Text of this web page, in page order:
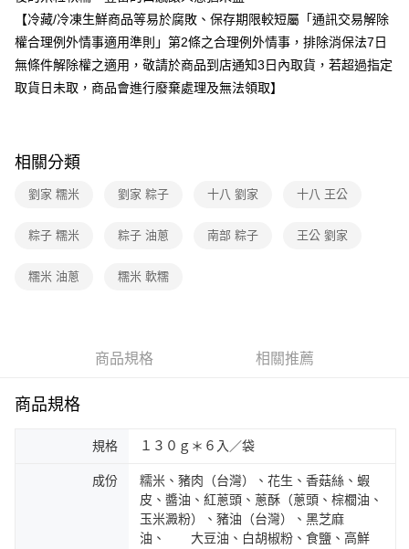
【冷藏/冷凍生鮮商品等易於腐敗、保存期限較短屬「通訊交易解除
權合理例外情事適用準則」第2條之合理例外情事，排除消保法7日
無條件解除權之適用，敬請於商品到店通知3日內取貨，若超過指定
取貨日未取，商品會進行廢棄處理及無法領取】
相關分類
劉家 糯米 劉家 粽子 十八 劉家 十八 王公
粽子 糯米 粽子 油蔥 南部 粽子 王公 劉家
糯米 油蔥 糯米 軟糯
商品規格 相關推薦
商品規格
規格 １３０ｇ＊６入／袋
成份
糯米、豬肉（台灣）、花生、香菇絲、蝦
皮、醬油、紅蔥頭、蔥酥（蔥頭、棕櫚油、
玉米澱粉）、豬油（台灣）、黑芝麻
油、 大豆油、白胡椒粉、食鹽、高鮮